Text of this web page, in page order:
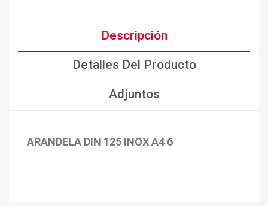
Descripción
Detalles Del Producto
Adjuntos
ARANDELA DIN 125 INOX A4 6